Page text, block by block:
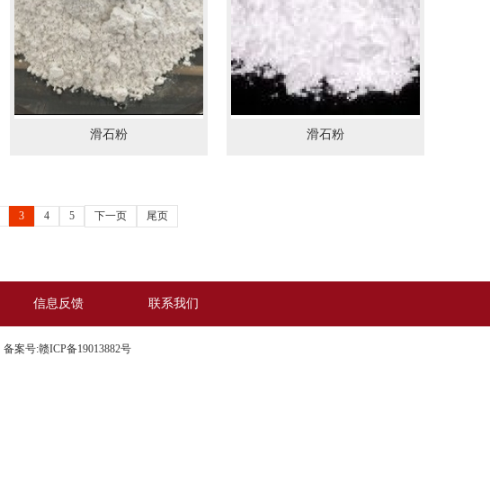
滑石粉 滑石粉
3 4 5 下一页 尾页
信息反馈 联系我们
备案号:赣ICP备19013882号